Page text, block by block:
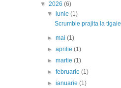
▼ 2026 (6)
▼iunie(1)
Scrumbie prajita la tigaie
►mai(1)
►aprilie(1)
►martie(1)
►februarie(1)
►ianuarie(1)